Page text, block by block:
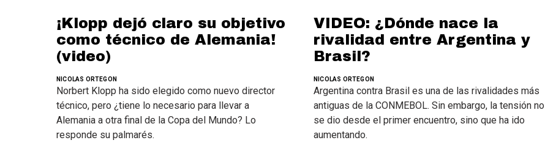
¡Klopp dejó claro su objetivo
como técnico de Alemania!
(video)
NICOLAS ORTEGON
Norbert Klopp ha sido elegido como nuevo director
técnico, pero ¿tiene lo necesario para llevar a
Alemania a otra final de la Copa del Mundo? Lo
responde su palmarés.
VIDEO: ¿Dónde nace la
rivalidad entre Argentina y
Brasil?
NICOLAS ORTEGON
Argentina contra Brasil es una de las rivalidades más
antiguas de la CONMEBOL. Sin embargo, la tensión no
se dio desde el primer encuentro, sino que ha ido
aumentando.